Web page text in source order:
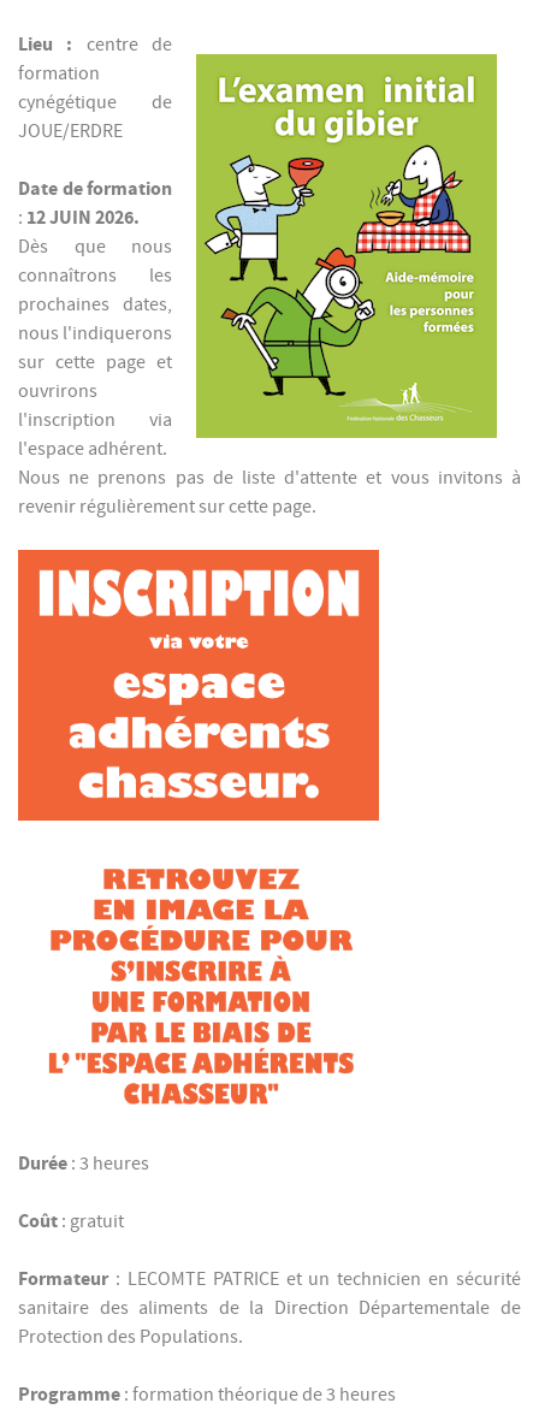
Lieu : centre de
formation
cynégétique de
JOUE/ERDRE
Date de formation
: 12 JUIN 2026.
Dès que nous
connaîtrons les
prochaines dates,
nous l'indiquerons
sur cette page et
ouvrirons
l'inscription via
l'espace adhérent.
Nous ne prenons pas de liste d'attente et vous invitons à
revenir régulièrement sur cette page.
Durée : 3 heures
Coût : gratuit
Formateur: LECOMTE PATRICE et un technicien en sécurité
sanitaire des aliments de la Direction Départementale de
Protection des Populations.
Programme : formation théorique de 3 heures